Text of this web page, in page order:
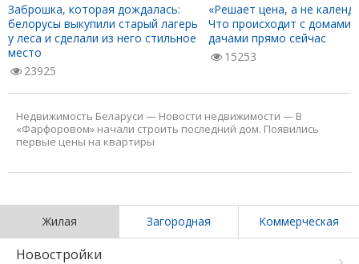
Заброшка, которая дождалась:
белорусы выкупили старый лагерь
у леса и сделали из него стильное
место
23925
«Решает цена, а не
Что происходит с домами
дачами прямо сейчас
15253
Недвижимость Беларуси — Новости недвижимости — В
«Фарфоровом» начали строить последний дом. Появились
первые цены на квартиры
Жилая Загородная Коммерческая
Новостройки